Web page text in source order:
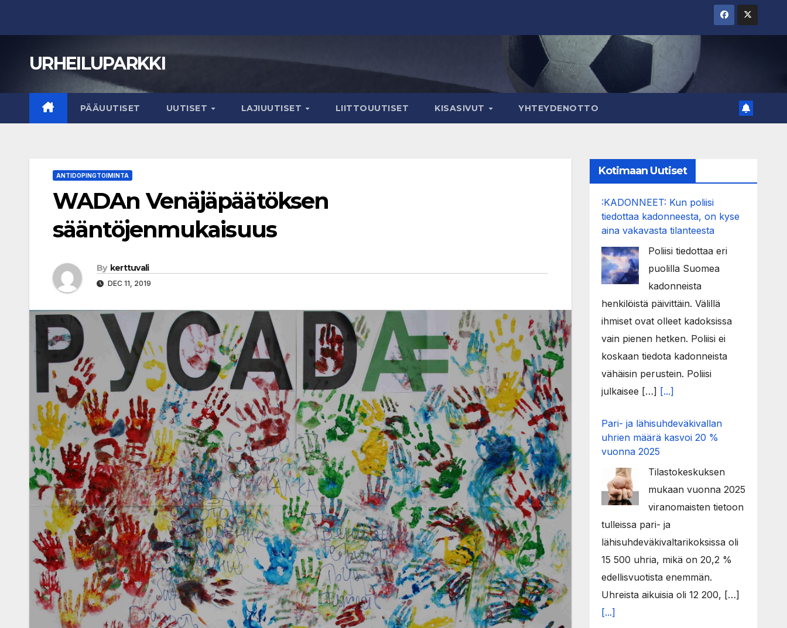
URHEILUPARKKI
PÄÄUUTISET UUTISET LAJIUUTISET LIITTOUUTISET KISASIVUT YHTEYDENOTTO
ANTIDOPINGTOIMINTA
WADAn Venäjäpäätöksen
sääntöjenmukaisuus
By kerttuvali
DEC 11, 2019
Kotimaan Uutiset
:KADONNEET: Kun poliisi
tiedottaa kadonneesta, on kyse
aina vakavasta tilanteesta
Poliisi tiedottaa eri
puolilla Suomea
kadonneista
henkilöistä päivittäin. Välillä
ihmiset ovat olleet kadoksissa
vain pienen hetken. Poliisi ei
koskaan tiedota kadonneista
vähäisin perustein. Poliisi
julkaisee […] [...]
Pari- ja lähisuhdeväkivallan
uhrien määrä kasvoi 20 %
vuonna 2025
Tilastokeskuksen
mukaan vuonna 2025
viranomaisten tietoon
tulleissa pari- ja
lähisuhdeväkivaltarikoksissa oli
15 500 uhria, mikä on 20,2 %
edellisvuotista enemmän.
Uhreista aikuisia oli 12 200, […]
[...]